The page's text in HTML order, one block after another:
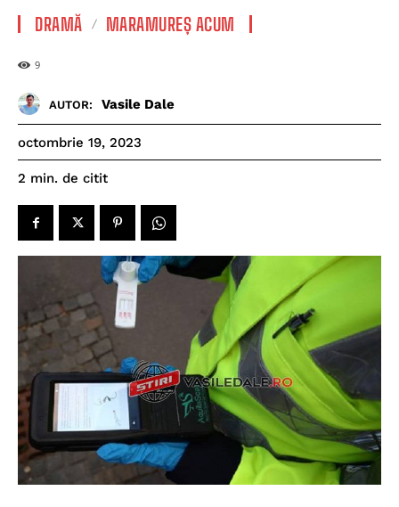
DRAMĂ MARAMUREȘ ACUM
9
AUTOR: Vasile Dale
octombrie 19, 2023
2 min. de citit